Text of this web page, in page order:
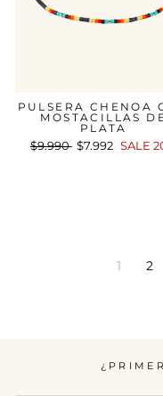
PULSERA CHENOA
MOSTACILLAS DE
PLATA
Precio
$9.990 Precio
$7.992 SALE
1 2